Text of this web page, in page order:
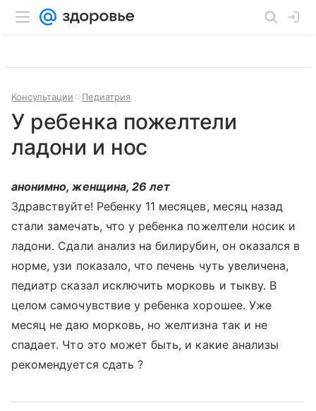
Консультации Педиатрия
У ребенка пожелтели
ладони и нос
анонимно, женщина, 26 лет
Здравствуйте! Ребенку 11 месяцев, месяц назад
стали замечать, что у ребенка пожелтели носик и
ладони. Сдали анализ на билирубин, он оказался в
норме, узи показало, что печень чуть увеличена,
педиатр сказал исключить морковь и тыкву. В
целом самочувствие у ребенка хорошее. Уже
месяц не даю морковь, но желтизна так и не
спадает. Что это может быть, и какие анализы
рекомендуется сдать ?